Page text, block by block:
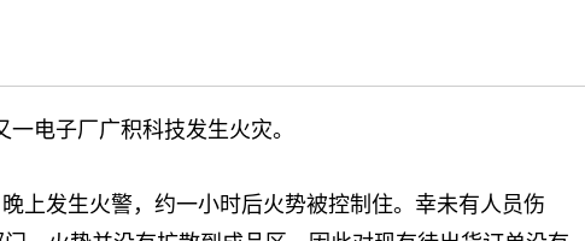
电子厂广积科技发生火灾。
上发生火警，约一小时后火势被控制住。幸未有人员伤